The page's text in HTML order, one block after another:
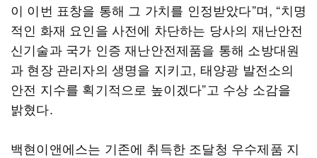
이 이번 표창을 통해 그 가치를 인정받았다”며, “치명
적인 화재 요인을 사전에 차단하는 당사의 재난안전
신기술과 국가 인증 재난안전제품을 통해 소방대원
과 현장 관리자의 생명을 지키고, 태양광 발전소의
안전 지수를 획기적으로 높이겠다”고 수상 소감을
밝혔다.
백현이앤에스는 기존에 취득한 조달청 우수제품 지